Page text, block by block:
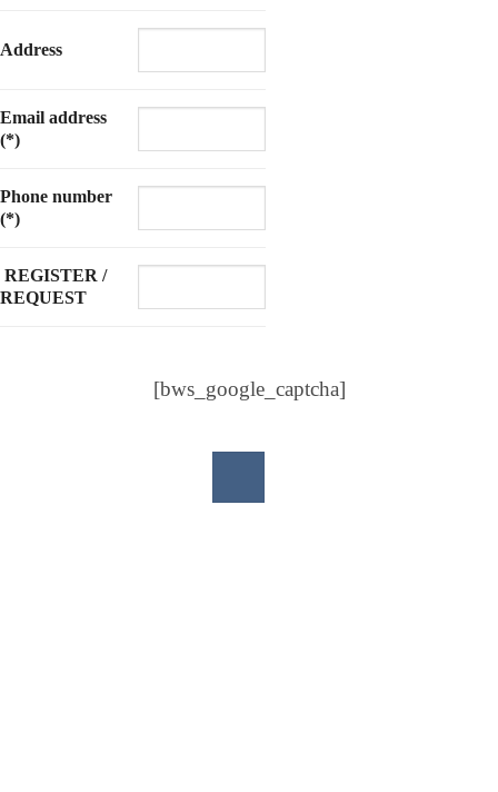
Address
Email address
(*)
Phone number
(*)
REGISTER /
REQUEST
[bws_google_captcha]